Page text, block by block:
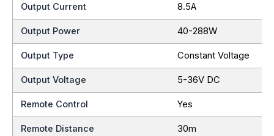
Output Current 8.5A
Output Power 40-288W
Output Type Constant Voltage
Output Voltage 5-36V DC
Remote Control Yes
Remote Distance 30m